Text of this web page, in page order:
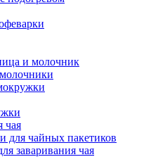
и молочник
чая
для чайных пакетиков
заваривания чая